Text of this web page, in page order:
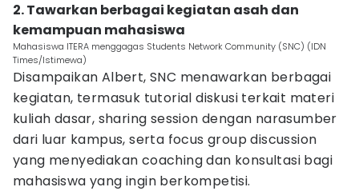
2. Tawarkan berbagai kegiatan asah dan
kemampuan mahasiswa
Mahasiswa ITERA menggagas Students Network Community (SNC) (IDN
Times/Istimewa)
Disampaikan Albert, SNC menawarkan berbagai
kegiatan, termasuk tutorial diskusi terkait materi
kuliah dasar, sharing session dengan narasumber
dari luar kampus, serta focus group discussion
yang menyediakan coaching dan konsultasi bagi
mahasiswa yang ingin berkompetisi.